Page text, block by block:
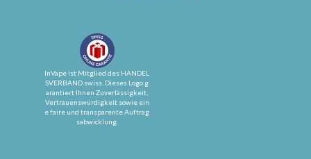
InVape ist Mitglied des HANDEL
SVERBAND.swiss. Dieses Logo g
arantiert Ihnen Zuverlässigkeit,
Vertrauenswürdigkeit sowie ein
e faire und transparente Auftrag
sabwicklung.